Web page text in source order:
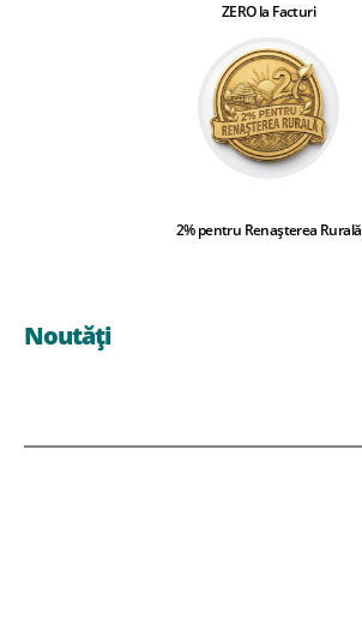
ZERO la Facturi
2% pentru Renașterea Rurală
Noutăți